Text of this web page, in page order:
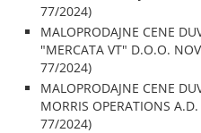
77/2024)
MALOPRODAJNE CENE
"MERCATA VT" D.O.O.
77/2024)
MALOPRODAJNE CENE
MORRIS OPERATIONS
77/2024)